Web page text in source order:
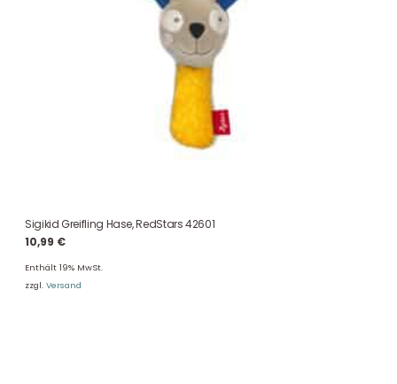
Sigikid Greifling Hase, RedStars 42601
10,99 €
Enthält 19% MwSt.
zzgl. Versand